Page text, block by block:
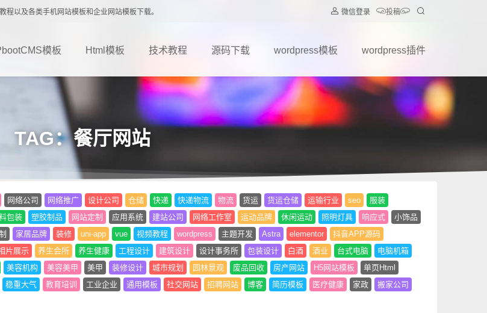
以及各类手机网站模板和企业网站模板下载。 微信登录 投稿
模板 Html模板 技术教程 源码下载 wordpress模板 wordpress插件
TAG：餐厅网站
网络公司 网络推广 设计公司 仓储 快递 快递物流 物流 货运 货运仓储 运输行业 seo
服装
包装 塑胶制品 网站定制 应用系统 建站公司 网络工作室 运动品牌 休闲运动 照明灯具 响应式
小饰品
家居品牌 装修 uni-app vue 视频教程 wordpress 主题开发 Astra elementor
抖音APP源码
片展示 养生会所 养生健康 工程设计 建筑设计 设计事务所 包装设计 白酒 酒业 台式电脑
电脑机箱
美容机构 美容美甲 美甲 装修设计 城市规划 园林景观 废品回收 房产网站 H5网站模板
单页Html
稳重大气 教育培训 工业企业 通用模板 社交网站 招聘网站 博客 简历模板 医疗健康 家政
搬家公司